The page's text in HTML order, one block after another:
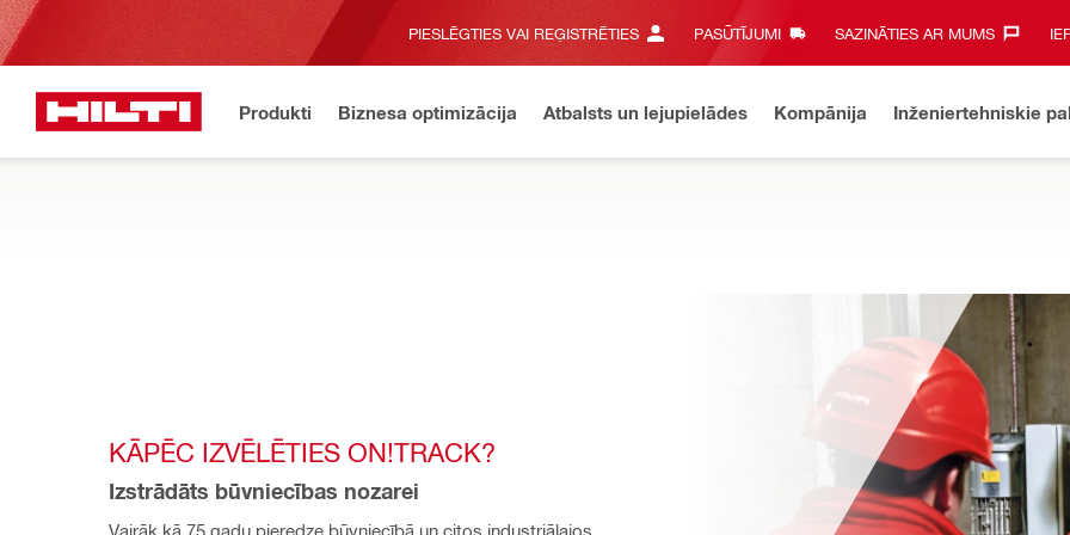
PIESLĒGTIES VAI REĢISTRĒTIES PASŪTĪJUMI SAZINĀTIES AR MUMS‎
Produkti Biznesa optimizācija Atbalsts un lejupielādes Kompānija Inženiertehniskie
KĀPĒC IZVĒLĒTIES ON!TRACK?
Izstrādāts būvniecības nozarei
Vairāk kā 75 gadu pieredze būvniecībā un citos industriālajos